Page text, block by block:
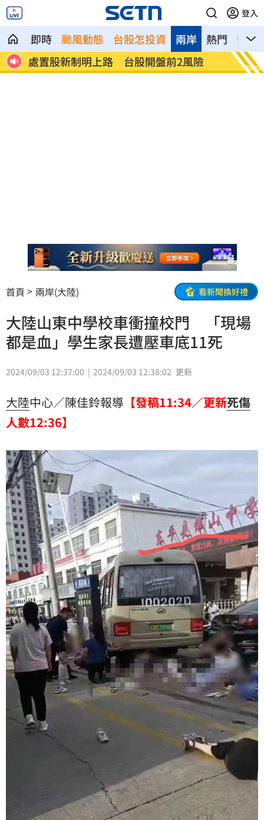
登入
即時 颱風動態 台股怎投資 熱門 影音
兩岸
日
處置股新制明上路 台股開盤前2風險
白海
成
首頁 兩岸(大陸) 看新聞換好禮
大陸山東中學校車衝撞校門 「現場
都是血」學生家長遭壓車底11死
2024/09/03 12:37:00 2024/09/03 12:38:02 更新
大陸中心／陳佳鈴報導 【發稿11:34／更新死傷
人數12:36】